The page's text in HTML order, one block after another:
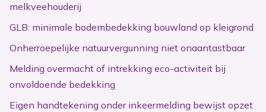
melkveehouderij
GLB: minimale bodembedekking bouwland op kleigrond
Onherroepelijke natuurvergunning niet onaantastbaar
Melding overmacht of intrekking eco-activiteit bij
onvoldoende bedekking
Eigen handtekening onder inkeermelding bewijst opzet